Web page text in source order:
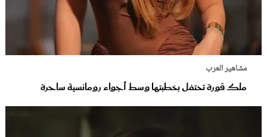
مشاهير العرب
ملك قورة تحتفل بخطبتها وسط أجواء رومانسية ساحرة